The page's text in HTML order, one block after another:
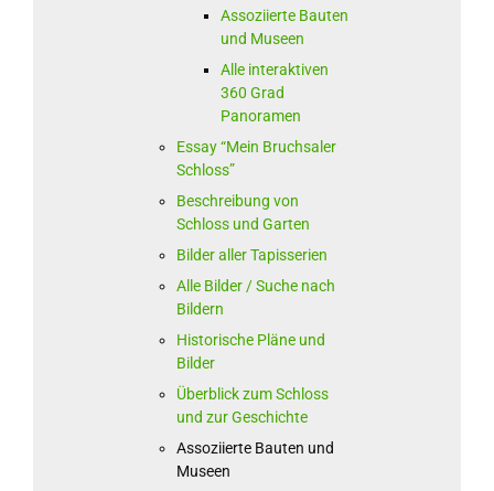
Assoziierte Bauten
und Museen
Alle interaktiven
360 Grad
Panoramen
Essay “Mein Bruchsaler
Schloss”
Beschreibung von
Schloss und Garten
Bilder aller Tapisserien
Alle Bilder / Suche nach
Bildern
Historische Pläne und
Bilder
Überblick zum Schloss
und zur Geschichte
Assoziierte Bauten und
Museen